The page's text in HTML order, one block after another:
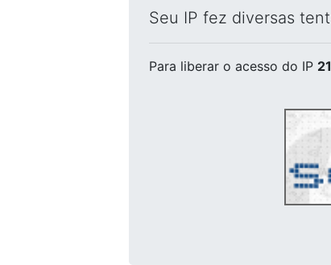
Seu IP fez diversas
Para liberar o acesso do IP